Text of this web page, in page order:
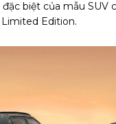
biệt của mẫu SUV
Edition.